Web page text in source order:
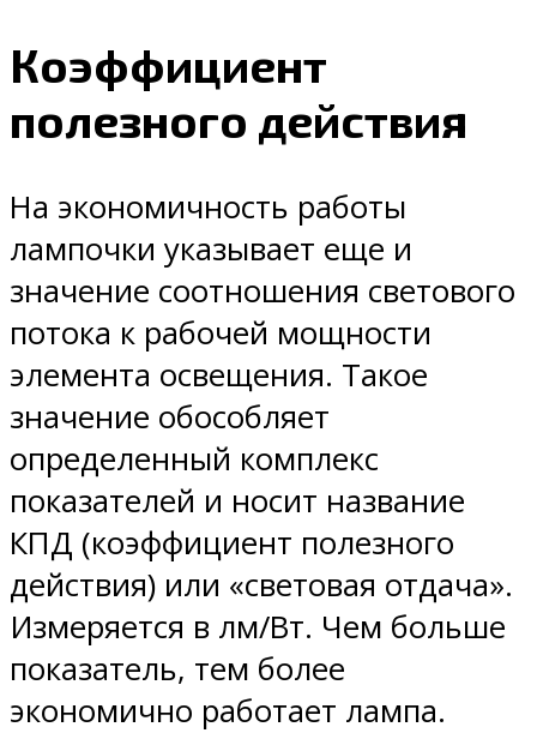
Коэффициент
полезного действия
На экономичность работы
лампочки указывает еще и
значение соотношения светового
потока к рабочей мощности
элемента освещения. Такое
значение обособляет
определенный комплекс
показателей и носит название
КПД (коэффициент полезного
действия) или «световая отдача».
Измеряется в лм/Вт. Чем больше
показатель, тем более
экономично работает лампа.